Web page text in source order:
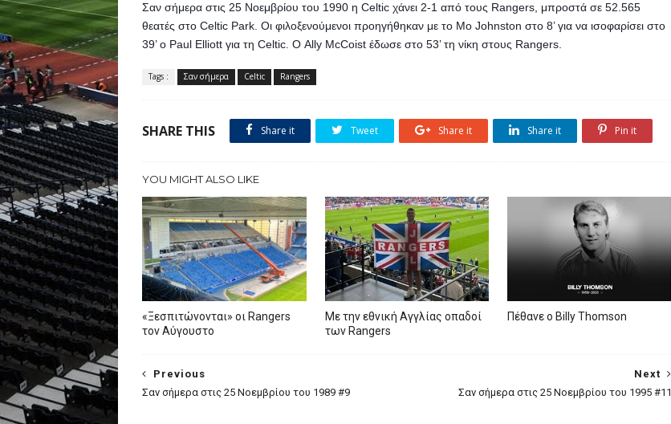
Σαν σήμερα στις 25 Νοεμβρίου του 1990 η Celtic χάνει 2-1 από τους Rangers, μπροστά σε 52.565
θεατές στο Celtic Park. Oι φιλοξενούμενοι προηγήθηκαν με το Mo Johnston στο 8’ για να ισοφαρίσει στο
39’ ο Paul Elliott για τη Celtic. Ο Ally McCoist έδωσε στο 53’ τη νίκη στους Rangers.
Tags : Σαν σήμερα Celtic Rangers
SHARE THIS Share it Tweet Share it Share it Pin it
YOU MIGHT ALSO LIKE
«Ξεσπιτώνονται» οι Rangers
τον Αύγουστο
Με την εθνική Αγγλίας οπαδοί
των Rangers
Πέθανε ο Billy Thomson
Next
Σαν σήμερα στις 25 Νοεμβρίου του 1995 #11
Previous
Σαν σήμερα στις 25 Νοεμβρίου του 1989 #9